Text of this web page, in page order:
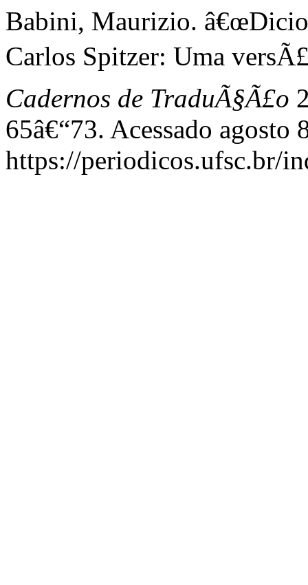
Babini, Maurizio.
Carlos Spitzer: Uma
Cadernos de TraduÃ§Ã£o
65â€“73. Acessado agosto
https://periodicos.ufsc.br/